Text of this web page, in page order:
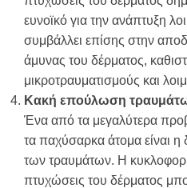
ευνοϊκό για την ανάπτυξη
συμβάλλει επίσης στην
άμυνας του δέρματος,
μικροτραυματισμούς και
Κακή επούλωση
Ένα από τα μεγαλύτερα
τα παχύσαρκα άτομα είναι
των τραυμάτων. Η
πτυχώσεις του δέρματος